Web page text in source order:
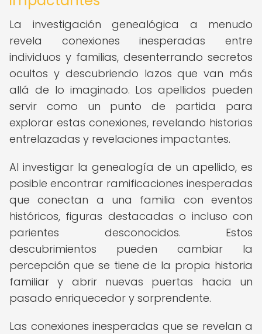
La investigación genealógica a menudo
revela conexiones inesperadas entre
individuos y familias, desenterrando secretos
ocultos y descubriendo lazos que van más
allá de lo imaginado. Los apellidos pueden
servir como un punto de partida para
explorar estas conexiones, revelando historias
entrelazadas y revelaciones impactantes.
Al investigar la genealogía de un apellido, es
posible encontrar ramificaciones inesperadas
que conectan a una familia con eventos
históricos, figuras destacadas o incluso con
parientes desconocidos. Estos
descubrimientos pueden cambiar la
percepción que se tiene de la propia historia
familiar y abrir nuevas puertas hacia un
pasado enriquecedor y sorprendente.
Las conexiones inesperadas que se revelan a